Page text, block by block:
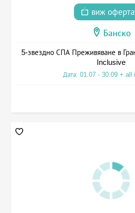
виж
Банско
5-звездно СПА Преживяване в
Inclusive
Дата: 01.07 - 30.09 + all